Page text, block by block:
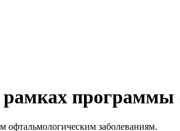
программы
офтальмологическим заболеваниям.